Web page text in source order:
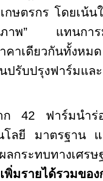
กษตรกร โดยเน้น
าพ” แทนการม
าเดียวกันทั้งหมด
นปรับปรุงฟาร์มแ
าก42 ฟาร์มนำร่
ลยี มาตรฐาน แ
ผลกระทบทาง
เพิ่มรายได้รวมข